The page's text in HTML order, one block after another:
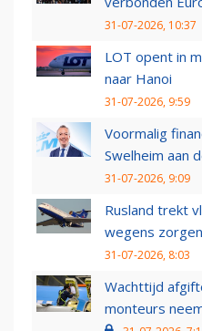
31-07-2026, 10:37
LOT opent in
naar Hanoi
31-07-2026, 9:59
Voormalig
Swelheim aan
31-07-2026, 9:09
Rusland trekt
wegens
31-07-2026, 8:03
Wachttijd
monteurs